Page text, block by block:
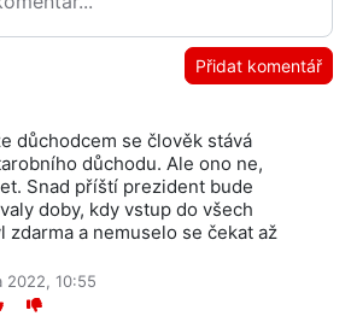
Přidat komentář
důchodcem se člověk stává
důchodu. Ale ono ne,
Snad příští prezident bude
doby, kdy vstup do všech
zdarma a nemuselo se čekat až
2022, 10:55